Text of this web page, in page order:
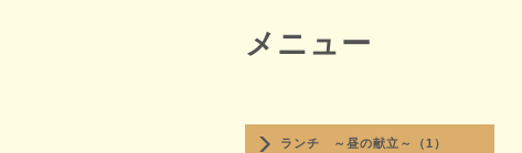
ランチ ～昼の献立～（1）
メニュー